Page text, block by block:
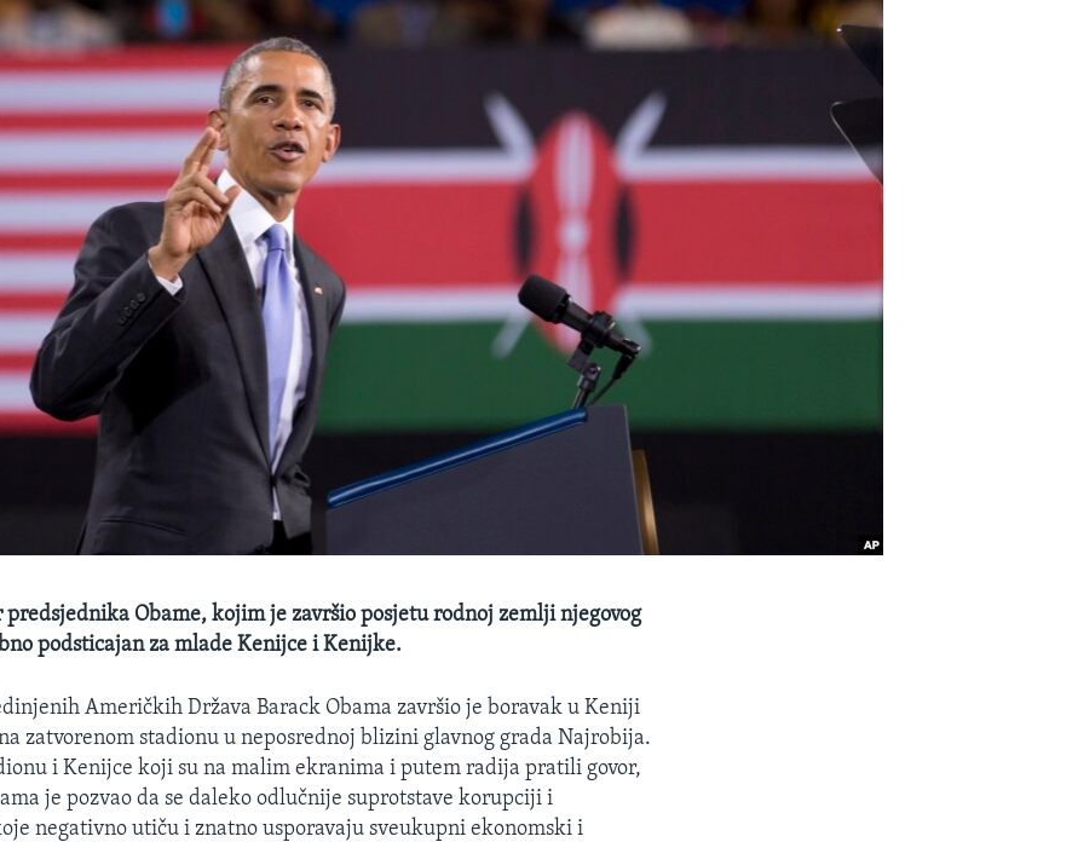
predsjednika Obame, kojim je završio posjetu rodnoj zemlji njegovog
podsticajan za mlade Kenijce i Kenijke.
Američkih Država Barack Obama završio je boravak u Keniji
zatvorenom stadionu u neposrednoj blizini glavnog grada Najrobija.
i Kenijce koji su na malim ekranima i putem radija pratili govor,
je pozvao da se daleko odlučnije suprotstave korupciji i
negativno utiču i znatno usporavaju sveukupni ekonomski i